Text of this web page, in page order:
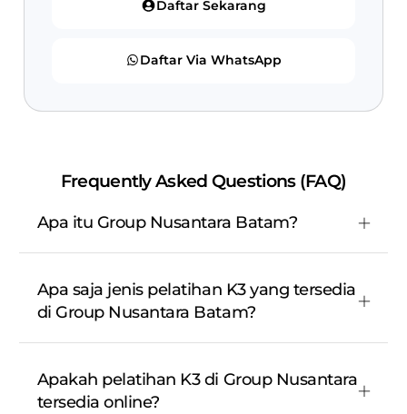
Daftar Sekarang
Daftar Via WhatsApp
Frequently Asked Questions (FAQ)
Apa itu Group Nusantara Batam?
Apa saja jenis pelatihan K3 yang tersedia
di Group Nusantara Batam?
Apakah pelatihan K3 di Group Nusantara
tersedia online?